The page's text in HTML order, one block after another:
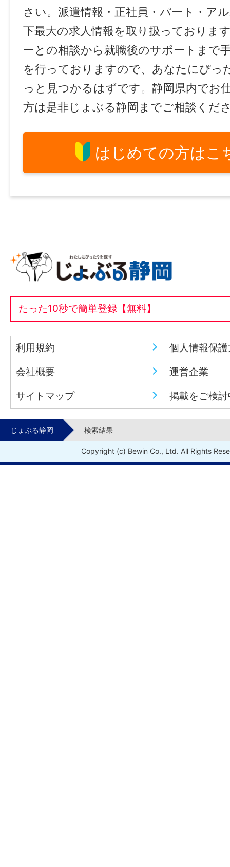
さい。派遣情報・正社員・パート・ア
下最大の求人情報を取り扱っておりま
ーとの相談から就職後のサポートまで
を行っておりますので、あなたにぴっ
っと見つかるはずです。静岡県内でお
方は是非じょぶる静岡までご相談くだ
はじめての方はこ
たった10秒で簡単登録【無料】
利用規約 個人情報保
会社概要 運営企業
サイトマップ 掲載をご検
じょぶる静岡 検索結果
Copyright (c) Bewin Co., Ltd. All Rights